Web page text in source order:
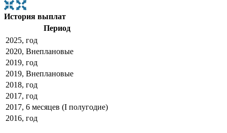
История выплат
Период
2025, год
2020, Внеплановые
2019, год
2019, Внеплановые
2018, год
2017, год
2017, 6 месяцев (I полугодие)
2016, год